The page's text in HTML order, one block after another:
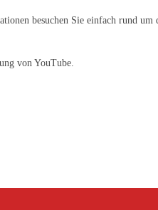
besuchen Sie einfach rund um
von YouTube.